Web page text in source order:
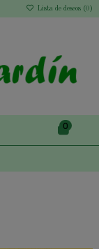
Lista de deseos (0 )
0